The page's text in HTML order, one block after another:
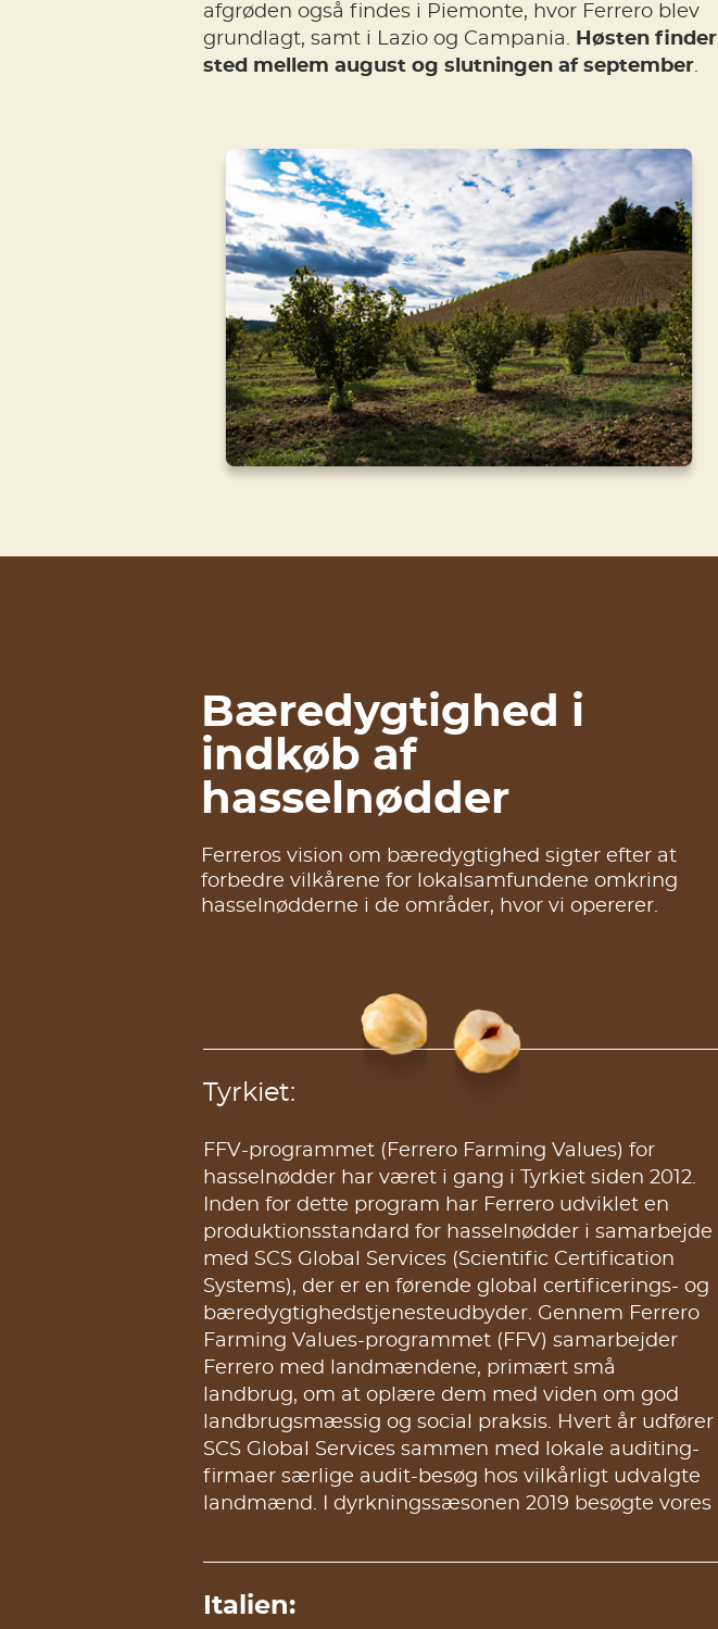
afgrøden også findes i Piemonte, hvor Ferrero blev
grundlagt, samt i Lazio og Campania. Høsten finder
sted mellem august og slutningen af september.
Bæredygtighed i
indkøb af
hasselnødder
Ferreros vision om bæredygtighed sigter efter at
forbedre vilkårene for lokalsamfundene omkring
hasselnødderne i de områder, hvor vi opererer.
Tyrkiet:
FFV-programmet (Ferrero Farming Values) for
hasselnødder har været i gang i Tyrkiet siden 2012.
Inden for dette program har Ferrero udviklet en
produktionsstandard for hasselnødder i samarbejde
med SCS Global Services (Scientific Certification
Systems), der er en førende global certificerings- og
bæredygtighedstjenesteudbyder. Gennem Ferrero
Farming Values-programmet (FFV) samarbejder
Ferrero med landmændene, primært små
landbrug, om at oplære dem med viden om god
landbrugsmæssig og social praksis. Hvert år udfører
SCS Global Services sammen med lokale auditing-
firmaer særlige audit-besøg hos vilkårligt udvalgte
landmænd. I dyrkningssæsonen 2019 besøgte vores
teams mere end 400 plantager om dagen og
nåede ud til 21.211 landmænd. Plantagerne, der
deltog, øgede deres afkast med gennemsnitligt 40-
45 % sammenlignet med andre plantager i samme
områder. Ferrero har også samarbejdet med GIZ
(Deutsche Gesellschaft für Internationale
Zusammenarbeit GmbH) om at udvikle et
overvågnings- & evalueringssystem for at vurdere
og rapportere fremdriften og indvirkningen af
sociale aktiviteter og interventioner på jorden. Dette
system afspejler de indsamlede data fra forskellige
interessenter, herunder landmænd, arbejdere,
udbydere af arbejdskraft og meningsdannere i
Italien: